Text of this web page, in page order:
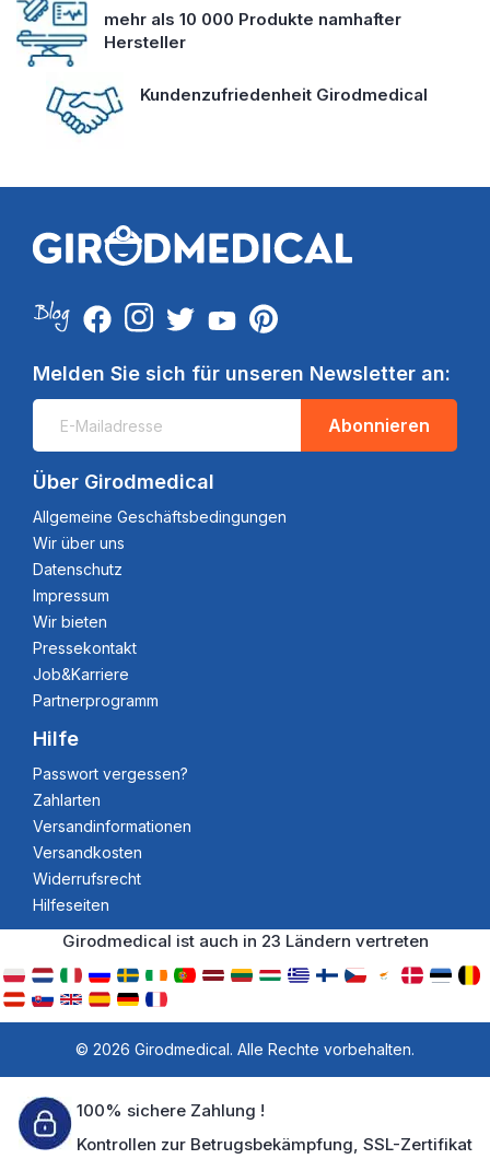
mehr als 10 000 Produkte namhafter
Hersteller
Kundenzufriedenheit Girodmedical
Melden Sie sich für unseren Newsletter an:
Abonnieren
Über Girodmedical
Allgemeine Geschäftsbedingungen
Wir über uns
Datenschutz
Impressum
Wir bieten
Pressekontakt
Job&Karriere
Partnerprogramm
Hilfe
Passwort vergessen?
Zahlarten
Versandinformationen
Versandkosten
Widerrufsrecht
Hilfeseiten
Girodmedical ist auch in 23 Ländern vertreten
© 2026 Girodmedical. Alle Rechte vorbehalten.
100% sichere Zahlung !
Kontrollen zur Betrugsbekämpfung, SSL-Zertifikat